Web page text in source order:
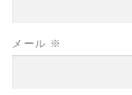
メール ※